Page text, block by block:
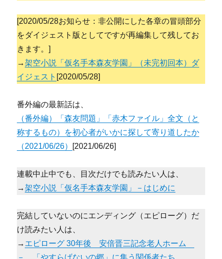
[2020/05/28お知らせ：非公開にした各章の冒頭部分
をダイジェスト版としてですが再編集して残してお
きます。]
→架空小説「仮名手本森友学園」（未完初回本）ダ
イジェスト [2020/05/28]
番外編の最新話は、
（番外編）「森友問題」「赤木ファイル」全文（と
称するもの）を初心者がいかに探して寄り道したか
（2021/06/26） [2021/06/26]
連載中止中でも、目次だけでも読みたい人は、
→架空小説「仮名手本森友学園」－はじめに
完結していないのにエンディング（エピローグ）だ
け読みたい人は、
→ エピローグ 30年後 安倍晋三記念老人ホーム